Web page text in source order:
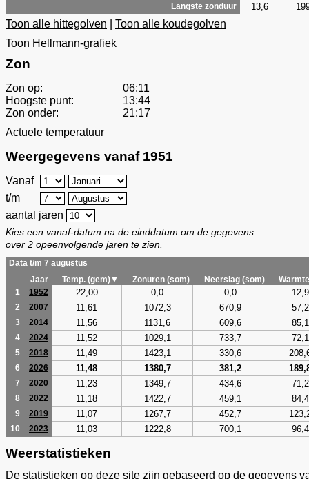
Langste zonduur 13,6
Toon alle hittegolven
Toon alle koudegolven
Toon Hellmann-grafiek
Zon
Zon op:
06:11
Hoogste punt:
13:44
Zon onder:
21:17
Actuele temperatuur
Weergegevens vanaf 1951
Vanaf
t/m
aantal jaren
Kies een vanaf-datum na de einddatum om de gegevens
over 2 opeenvolgende jaren te zien.
Data t/m 7 augustus
Jaar
Temp. (gem)▼ Zonuren (som) Neerslag (som)
1
1952 22,00 0,0 0,0 12,9
2 2007 11,61 1072,3 670,9 57,2
3 2014 11,56 1131,6 609,6 85,1
4 2024 11,52 1029,1 733,7 72,1
5 2018 11,49 1423,1 330,6
6 2026 11,48 1380,7 381,2
7 2020 11,23 1349,7 434,6 71,2
8 2022 11,18 1422,7 459,1 84,4
9 2019 11,07 1267,7 452,7
10 2023 11,03 1222,8 700,1 96,4
Weerstatistieken
De statistieken op deze site zijn gebaseerd op de gegevens